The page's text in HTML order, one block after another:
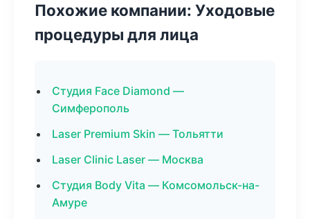
Похожие компании: Уходовые
процедуры для лица
Студия Face Diamond —
Симферополь
Laser Premium Skin — Тольятти
Laser Clinic Laser — Москва
Студия Body Vita — Комсомольск-на-
Амуре